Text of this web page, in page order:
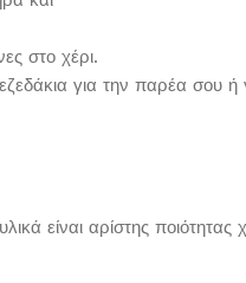
στο χέρι.
για την παρέα σου
αρίστης ποιότητας